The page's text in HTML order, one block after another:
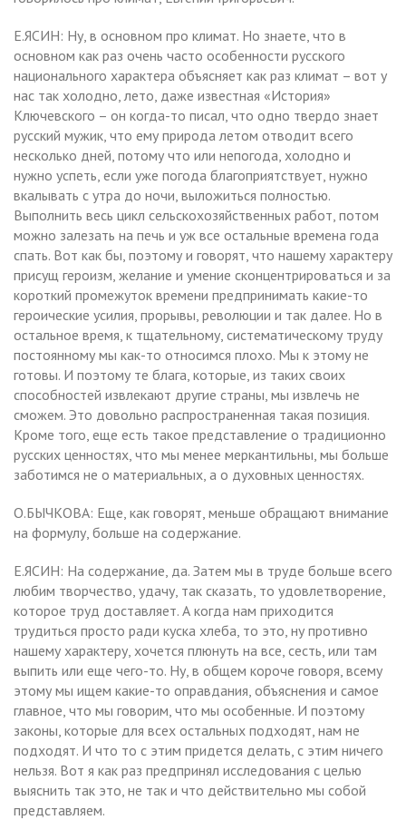
Е.ЯСИН: Ну, в основном про климат. Но знаете, что в
основном как раз очень часто особенности русского
национального характера объясняет как раз климат – вот у
нас так холодно, лето, даже известная «История»
Ключевского – он когда-то писал, что одно твердо знает
русский мужик, что ему природа летом отводит всего
несколько дней, потому что или непогода, холодно и
нужно успеть, если уже погода благоприятствует, нужно
вкалывать с утра до ночи, выложиться полностью.
Выполнить весь цикл сельскохозяйственных работ, потом
можно залезать на печь и уж все остальные времена года
спать. Вот как бы, поэтому и говорят, что нашему характеру
присущ героизм, желание и умение сконцентрироваться и за
короткий промежуток времени предпринимать какие-то
героические усилия, прорывы, революции и так далее. Но в
остальное время, к тщательному, систематическому труду
постоянному мы как-то относимся плохо. Мы к этому не
готовы. И поэтому те блага, которые, из таких своих
способностей извлекают другие страны, мы извлечь не
сможем. Это довольно распространенная такая позиция.
Кроме того, еще есть такое представление о традиционно
русских ценностях, что мы менее меркантильны, мы больше
заботимся не о материальных, а о духовных ценностях.
О.БЫЧКОВА: Еще, как говорят, меньше обращают внимание
на формулу, больше на содержание.
Е.ЯСИН: На содержание, да. Затем мы в труде больше всего
любим творчество, удачу, так сказать, то удовлетворение,
которое труд доставляет. А когда нам приходится
трудиться просто ради куска хлеба, то это, ну противно
нашему характеру, хочется плюнуть на все, сесть, или там
выпить или еще чего-то. Ну, в общем короче говоря, всему
этому мы ищем какие-то оправдания, объяснения и самое
главное, что мы говорим, что мы особенные. И поэтому
законы, которые для всех остальных подходят, нам не
подходят. И что то с этим придется делать, с этим ничего
нельзя. Вот я как раз предпринял исследования с целью
выяснить так это, не так и что действительно мы собой
представляем.